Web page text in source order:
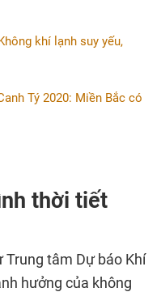
khí lạnh suy yếu,
Tý 2020: Miền Bắc có
thời tiết
tâm Dự báo Khí
hưởng của không